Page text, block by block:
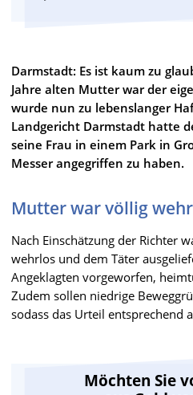
Darmstadt: Es ist kaum zu
Jahre alten Mutter war der
wurde nun zu lebenslanger
Landgericht Darmstadt hatte
seine Frau in einem Park in
Messer angegriffen zu haben.
Mutter war völlig
Nach Einschätzung der Richter
wehrlos und dem Täter
Angeklagten vorgeworfen,
Zudem sollen niedrige
sodass das Urteil entsprechend
Möchten Sie